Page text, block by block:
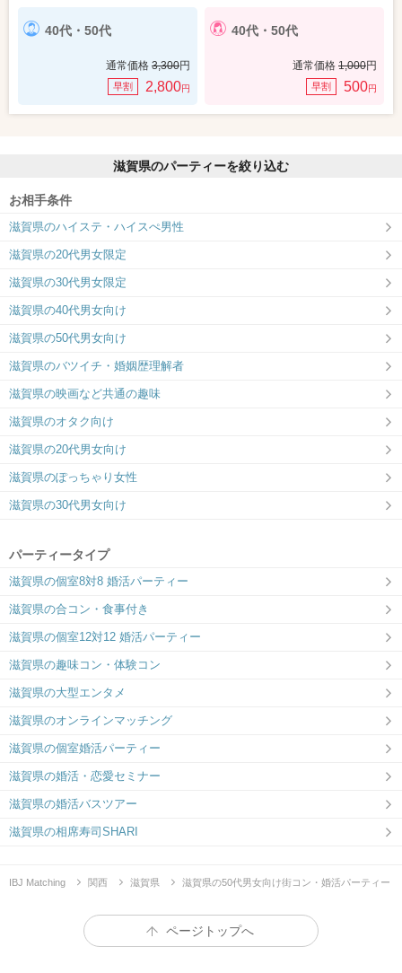
40代・50代
通常価格 3,300円
早割 2,800円
40代・50代
通常価格 1,000円
早割 500円
滋賀県のパーティーを絞り込む
お相手条件
滋賀県のハイステ・ハイスぺ男性
滋賀県の20代男女限定
滋賀県の30代男女限定
滋賀県の40代男女向け
滋賀県の50代男女向け
滋賀県のバツイチ・婚姻歴理解者
滋賀県の映画など共通の趣味
滋賀県のオタク向け
滋賀県の20代男女向け
滋賀県のぽっちゃり女性
滋賀県の30代男女向け
パーティータイプ
滋賀県の個室8対8 婚活パーティー
滋賀県の合コン・食事付き
滋賀県の個室12対12 婚活パーティー
滋賀県の趣味コン・体験コン
滋賀県の大型エンタメ
滋賀県のオンラインマッチング
滋賀県の個室婚活パーティー
滋賀県の婚活・恋愛セミナー
滋賀県の婚活バスツアー
滋賀県の相席寿司SHARI
IBJ Matching 関西 滋賀県 滋賀県の50代男女向け街コン・婚活パーティー
ページトップへ